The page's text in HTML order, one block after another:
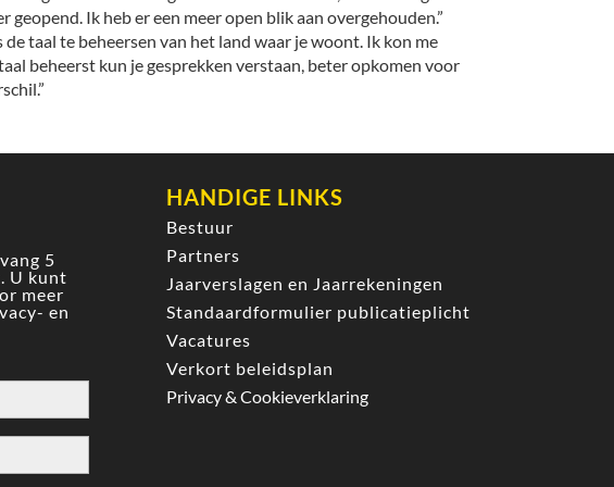
Ik heb er een meer open blik aan overgehouden.”
taal te beheersen van het land waar je woont. Ik kon me
beheerst kun je gesprekken verstaan, beter opkomen voor
5
U kunt
meer
en
HANDIGE LINKS
Bestuur
Partners
Jaarverslagen en Jaarrekeningen
Standaardformulier publicatieplicht
Vacatures
Verkort beleidsplan
Privacy & Cookieverklaring